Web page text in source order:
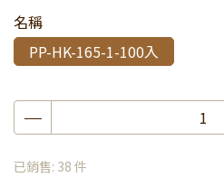
名稱
PP-HK-165-1-100入
已銷售: 38 件